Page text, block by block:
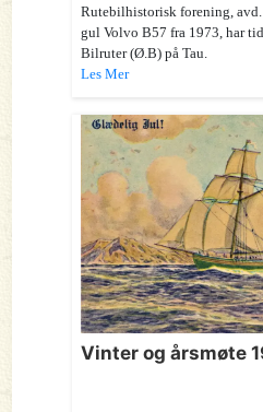
Rutebilhistorisk forening, avd.
gul Volvo B57 fra 1973, har
Bilruter (Ø.B) på Tau.
Les Mer
Vinter og årsmøte